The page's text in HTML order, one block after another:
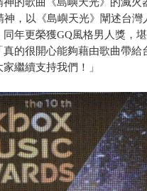
，以《島嶼天光》闡述台
年更榮獲GQ風格男人獎，
的很開心能夠藉由歌曲帶
繼續支持我們！」